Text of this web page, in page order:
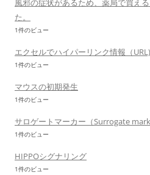
風邪の症状があるため、薬局で買え
た。
1件のビュー
エクセルでハイパーリンク情報（
1件のビュー
マウスの初期発生
1件のビュー
サロゲートマーカー（Surrogate
1件のビュー
HIPPOシグナリング
1件のビュー